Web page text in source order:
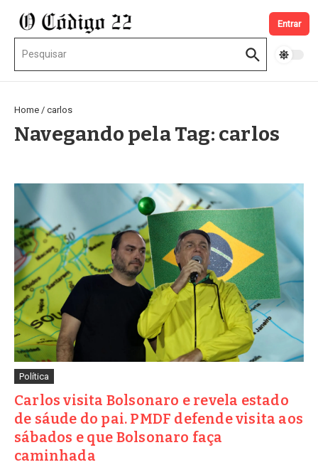
Entrar
Home / carlos
Navegando pela Tag: carlos
Política
Carlos visita Bolsonaro e revela estado
de sáude do pai. PMDF defende visita aos
sábados e que Bolsonaro faça
caminhada